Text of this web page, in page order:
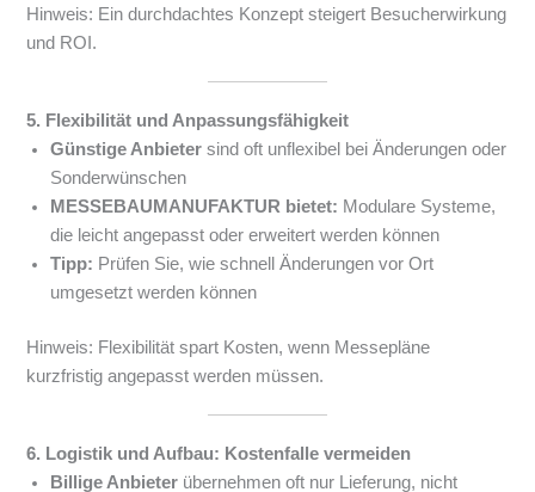
Hinweis: Ein durchdachtes Konzept steigert Besucherwirkung
und ROI.
5. Flexibilität und Anpassungsfähigkeit
Günstige Anbieter sind oft unflexibel bei Änderungen oder
Sonderwünschen
MESSEBAUMANUFAKTUR bietet: Modulare Systeme,
die leicht angepasst oder erweitert werden können
Tipp: Prüfen Sie, wie schnell Änderungen vor Ort
umgesetzt werden können
Hinweis: Flexibilität spart Kosten, wenn Messepläne
kurzfristig angepasst werden müssen.
6. Logistik und Aufbau: Kostenfalle vermeiden
Billige Anbieter übernehmen oft nur Lieferung, nicht